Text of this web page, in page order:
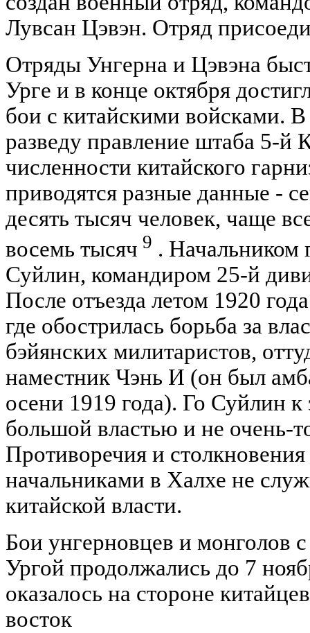
Лувсан Цэвэн. Отряд
Отряды Унгерна и Цэвэна
Урге и в конце октября
бои с китайскими войсками.
разведу правление штаба 5-й
численности китайского
приводятся разные данные -
десять тысяч человек, чаще
восемь тысяч 9 . Начальником
Суйлин, командиром 25-й
После отъезда летом 1920
где обострилась борьба за
бэйянских милитаристов,
наместник Чэнь И (он был
осени 1919 года). Го Суйлин
большой властью и не очень-
Противоречия и
начальниками в Халхе не
китайской власти.
Бои унгерновцев и монголов
Ургой продолжались до 7
оказалось на стороне
восток